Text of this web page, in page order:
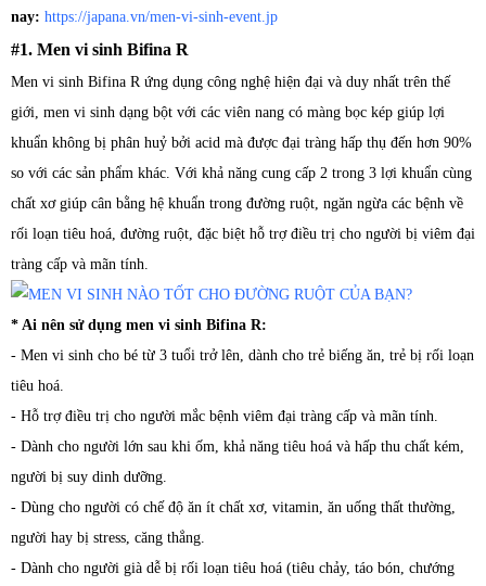
nay: https://japana.vn/men-vi-sinh-event.jp
#1. Men vi sinh Bifina R
Men vi sinh Bifina R ứng dụng công nghệ hiện đại và duy nhất trên thế
giới, men vi sinh dạng bột với các viên nang có màng bọc kép giúp lợi
khuẩn không bị phân huỷ bởi acid mà được đại tràng hấp thụ đến hơn 90%
so với các sản phẩm khác. Với khả năng cung cấp 2 trong 3 lợi khuẩn cùng
chất xơ giúp cân bằng hệ khuẩn trong đường ruột, ngăn ngừa các bệnh về
rối loạn tiêu hoá, đường ruột, đặc biệt hỗ trợ điều trị cho người bị viêm đại
tràng cấp và mãn tính.
* Ai nên sử dụng men vi sinh Bifina R:
- Men vi sinh cho bé từ 3 tuổi trở lên, dành cho trẻ biếng ăn, trẻ bị rối loạn
tiêu hoá.
- Hỗ trợ điều trị cho người mắc bệnh viêm đại tràng cấp và mãn tính.
- Dành cho người lớn sau khi ốm, khả năng tiêu hoá và hấp thu chất kém,
người bị suy dinh dưỡng.
- Dùng cho người có chế độ ăn ít chất xơ, vitamin, ăn uống thất thường,
người hay bị stress, căng thẳng.
- Dành cho người già dễ bị rối loạn tiêu hoá (tiêu chảy, táo bón, chướng